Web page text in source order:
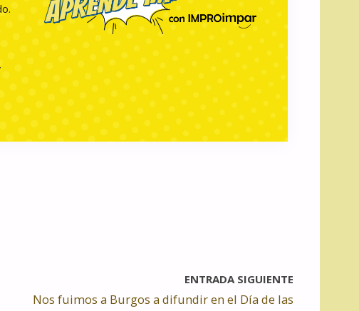
ENTRADA SIGUIENTE
Nos fuimos a Burgos a difundir en el Día de las